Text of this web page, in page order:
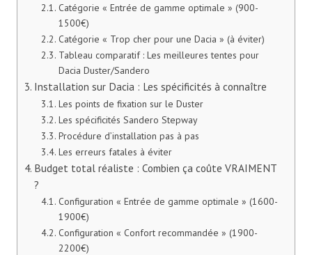
Catégorie « Entrée de gamme optimale » (900-
1500€)
Catégorie « Trop cher pour une Dacia » (à éviter)
Tableau comparatif : Les meilleures tentes pour
Dacia Duster/Sandero
Installation sur Dacia : Les spécificités à connaître
Les points de fixation sur le Duster
Les spécificités Sandero Stepway
Procédure d’installation pas à pas
Les erreurs fatales à éviter
Budget total réaliste : Combien ça coûte VRAIMENT
?
Configuration « Entrée de gamme optimale » (1600-
1900€)
Configuration « Confort recommandée » (1900-
2200€)